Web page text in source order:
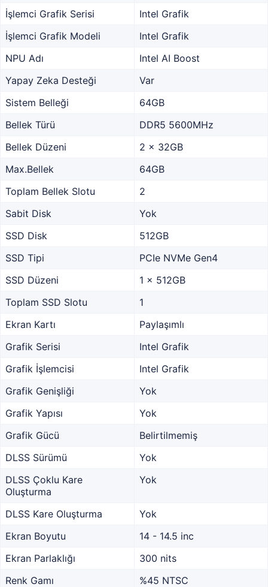
İşlemci Grafik Serisi
Intel Grafik
İşlemci Grafik Modeli
Intel Grafik
NPU Adı
Intel AI Boost
Yapay Zeka Desteği
Var
Sistem Belleği
64GB
Bellek Türü
DDR5 5600MHz
Bellek Düzeni
2 x 32GB
Max.Bellek
64GB
Toplam Bellek Slotu
2
Sabit Disk
Yok
SSD Disk
512GB
SSD Tipi
PCIe NVMe Gen4
SSD Düzeni
1 x 512GB
Toplam SSD Slotu
1
Ekran Kartı
Paylaşımlı
Grafik Serisi
Intel Grafik
Grafik İşlemcisi
Intel Grafik
Grafik Genişliği
Yok
Grafik Yapısı
Yok
Grafik Gücü
Belirtilmemiş
DLSS Sürümü
Yok
DLSS Çoklu Kare
Oluşturma
Yok
DLSS Kare Oluşturma
Yok
Ekran Boyutu
14 - 14.5 inc
Ekran Parlaklığı
300 nits
Renk Gamı
%45 NTSC